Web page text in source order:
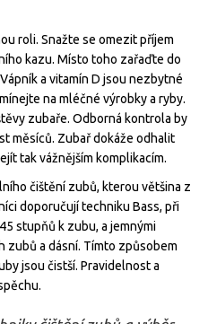
roli. Snažte se omezit příjem
kazu. Místo toho zařaďte do
a vitamín D jsou nezbytné
na mléčné výrobky a ryby.
zubaře. Odborná kontrola by
měsíců. Zubař dokáže odhalit
tak vážnějším komplikacím.
čištění zubů, kterou většina z
doporučují techniku Bass, při
stupňů k zubu, a jemnými
zubů a dásní. Tímto způsobem
jsou čistší. Pravidelnost a